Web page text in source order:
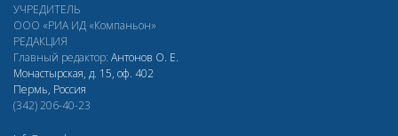
УЧРЕДИТЕЛЬ
ООО «РИА ИД «Компаньон»
РЕДАКЦИЯ
Главный редактор: Антонов О. Е.
Монастырская, д. 15, оф. 402
Пермь, Россия
(342) 206-40-23